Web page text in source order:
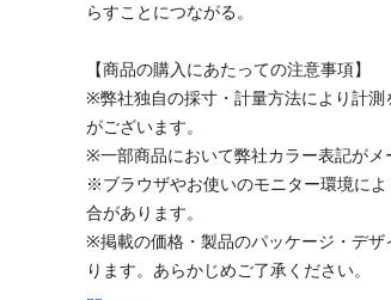
らすことにつながる。
【商品の購入にあたっての注意事項】
※弊社独自の採寸・計量方法により計
がございます。
※一部商品において弊社カラー表記がメ
※ブラウザやお使いのモニター環境に
合があります。
※掲載の価格・製品のパッケージ・デ
ります。あらかじめご了承ください。